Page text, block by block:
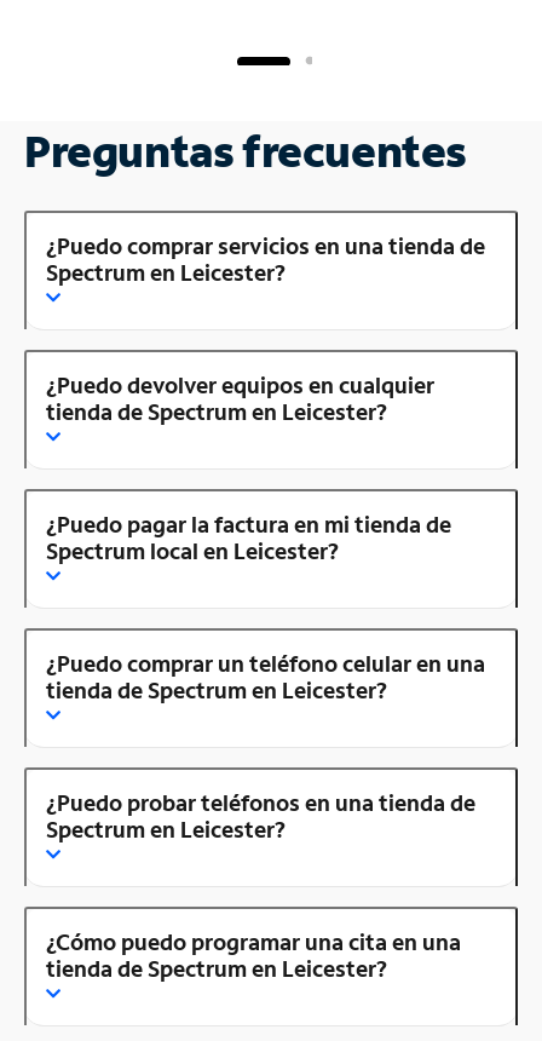
Preguntas frecuentes
¿Puedo comprar servicios en una tienda de
Spectrum en Leicester?
¿Puedo devolver equipos en cualquier
tienda de Spectrum en Leicester?
¿Puedo pagar la factura en mi tienda de
Spectrum local en Leicester?
¿Puedo comprar un teléfono celular en una
tienda de Spectrum en Leicester?
¿Puedo probar teléfonos en una tienda de
Spectrum en Leicester?
¿Cómo puedo programar una cita en una
tienda de Spectrum en Leicester?